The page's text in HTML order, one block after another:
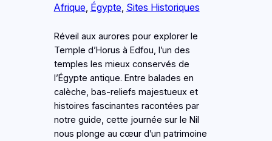
Afrique, Égypte, Sites Historiques
Réveil aux aurores pour explorer le
Temple d’Horus à Edfou, l’un des
temples les mieux conservés de
l’Égypte antique. Entre balades en
calèche, bas-reliefs majestueux et
histoires fascinantes racontées par
notre guide, cette journée sur le Nil
nous plonge au cœur d’un patrimoine